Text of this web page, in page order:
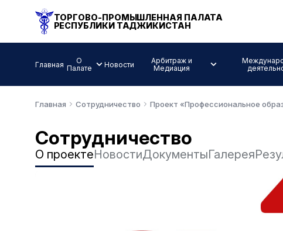
ТОРГОВО-ПРОМЫШЛЕННАЯ ПАЛАТА
РЕСПУБЛИКИ ТАДЖИКИСТАН
Главная
О
Палате
Новости
Арбитраж и
Медиация
Главная Сотрудничество Проект «Профессиональное
Сотрудничество
О проектеНовостиДокументыГалерея